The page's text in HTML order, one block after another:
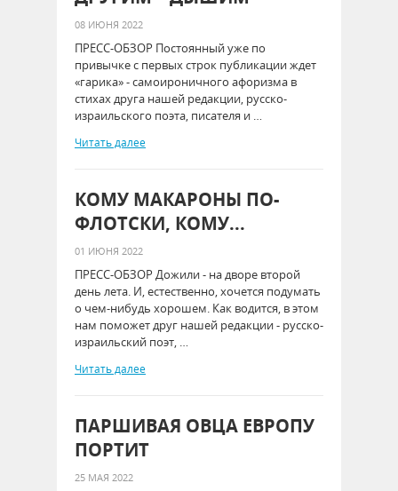
08 ИЮНЯ 2022
ПРЕСС-ОБЗОР Постоянный уже по
привычке с первых строк публикации ждет
«гарика» - самоироничного афоризма в
стихах друга нашей редакции, русско-
израильского поэта, писателя и …
Читать далее
КОМУ МАКАРОНЫ ПО-
ФЛОТСКИ, КОМУ...
01 ИЮНЯ 2022
ПРЕСС-ОБЗОР Дожили - на дворе второй
день лета. И, естественно, хочется подумать
о чем-нибудь хорошем. Как водится, в этом
нам поможет друг нашей редакции - русско-
израильский поэт, …
Читать далее
ПАРШИВАЯ ОВЦА ЕВРОПУ
ПОРТИТ
25 МАЯ 2022